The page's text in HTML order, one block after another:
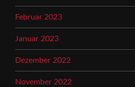
Februar 2023
Januar 2023
Dezember 2022
November 2022